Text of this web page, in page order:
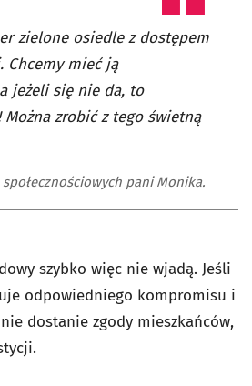
zielone osiedle z dostępem
mieć ją
jeżeli się nie da, to
zrobić z tego świetną
pani Monika.
szybko więc nie wjadą. Jeśli
odpowiedniego kompromisu i
dostanie zgody mieszkańców,